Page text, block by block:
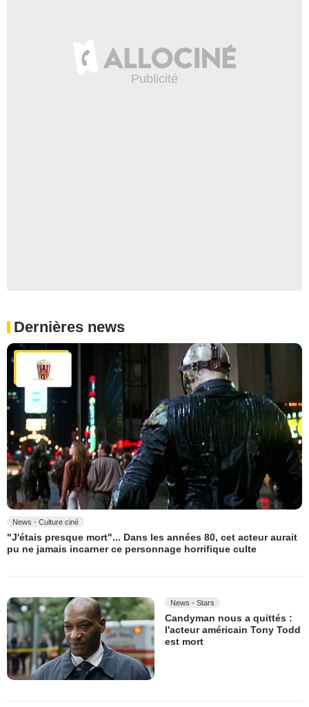
Dernières news
News - Culture ciné
"J'étais presque mort"... Dans les années 80, cet acteur aurait
pu ne jamais incarner ce personnage horrifique culte
News - Stars
Candyman nous a quittés :
l'acteur américain Tony Todd
est mort